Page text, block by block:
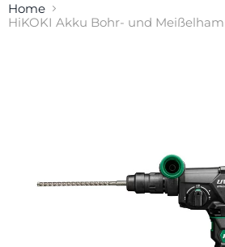
Home
HiKOKI Akku Bohr- und